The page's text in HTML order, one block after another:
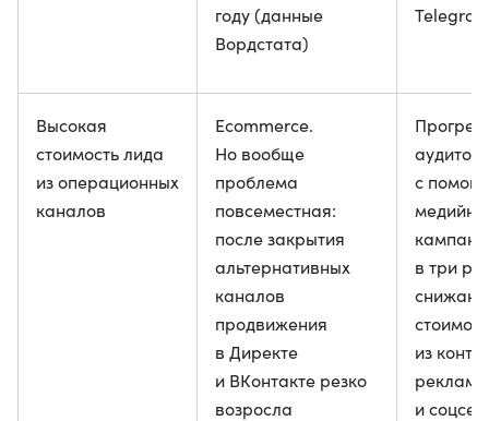
году (данные
Вордстата)
Высокая
стоимость лида
из операционных
каналов
Ecommerce.
Но вообще
проблема
повсеместная:
после закрытия
альтернативных
каналов
продвижения
в Директе
и ВКонтакте резко
возросла
с
в три
снижают
из
рекламы
и